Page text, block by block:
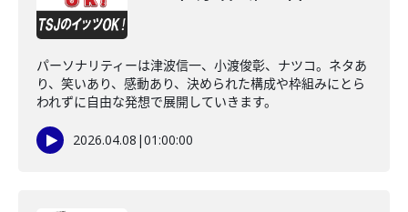
パーソナリティーは津波信一、小渡俊彰、ナツコ。ネタあ
り、笑いあり、感動あり、決められた構成や枠組みにとら
われずに自由な発想で展開していきます。
2026.04.08 |01:00:00